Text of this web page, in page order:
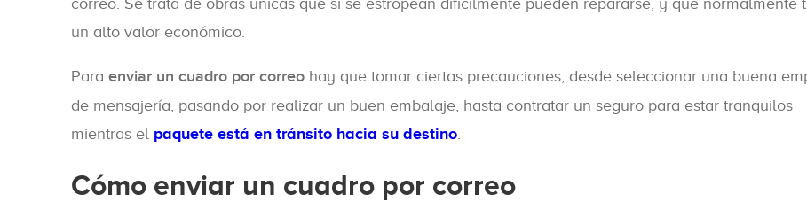
correo. Se trata de obras únicas que si se estropean difícilmente pueden repararse, y que normalmente
un alto valor económico.
Para enviar un cuadro por correo hay que tomar ciertas precauciones, desde seleccionar una buena
de mensajería, pasando por realizar un buen embalaje, hasta contratar un seguro para estar tranquilos
mientras el paquete está en tránsito hacia su destino.
Cómo enviar un cuadro por correo